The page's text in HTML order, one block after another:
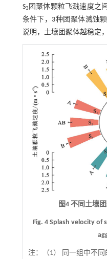
S3 团聚体颗粒飞溅速度之
条件下，3种团聚体溅蚀
说明，土壤团聚体越稳定
图4 不同土壤
Fig. 4 Splash velocity of
注： （1） 同一组中不